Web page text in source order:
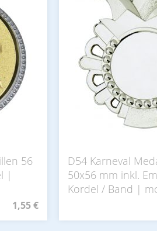
56
|
1,55 €
D54 Karneval
50x56 mm inkl.
Kordel / Band |